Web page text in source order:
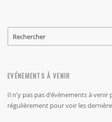
FORMULAIRE DE RECHERCHE
EVÉNEMENTS À VENIR
Il n'y pas pas d'évènements à
régulièrement pour voir les